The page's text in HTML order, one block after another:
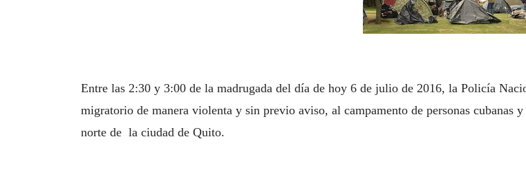
Entre las 2:30 y 3:00 de la madrugada del día de hoy 6 de julio de 2016, la Policía
migratorio de manera violenta y sin previo aviso, al campamento de personas cubanas
norte de la ciudad de Quito.